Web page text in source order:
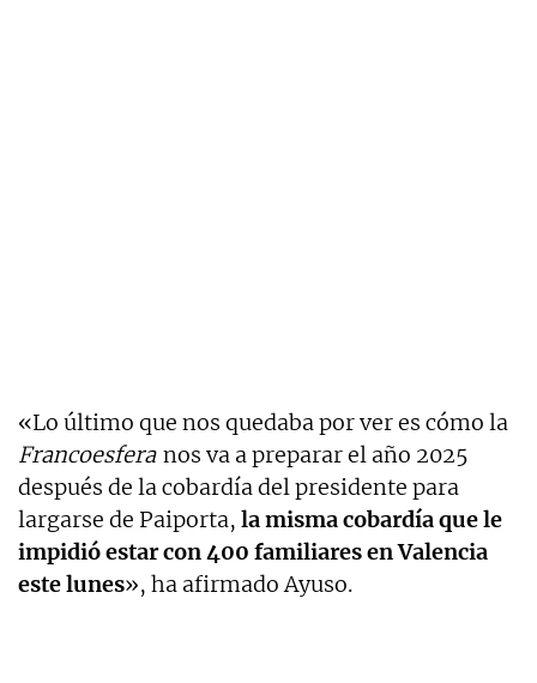
«Lo último que nos quedaba por ver es cómo la
Francoesfera nos va a preparar el año 2025
después de la cobardía del presidente para
largarse de Paiporta, la misma cobardía que le
impidió estar con 400 familiares en Valencia
este lunes», ha afirmado Ayuso.